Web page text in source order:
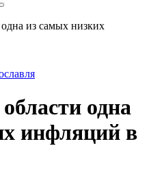
одна
инфляций в